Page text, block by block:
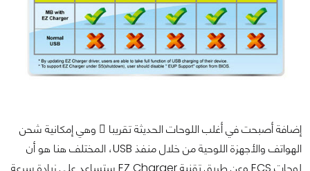
إضافة أصبحت في أغلب اللوحات الحديثة تقريبا ً وهي إمكانية شحن
الهواتف والأجهزة اللوحية من خلال منفذ USB، المختلف هنا هو أن